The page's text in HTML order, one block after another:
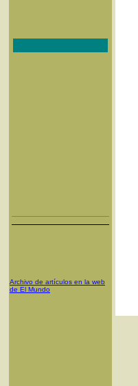
Archivo de artículos en la web
de El Mundo